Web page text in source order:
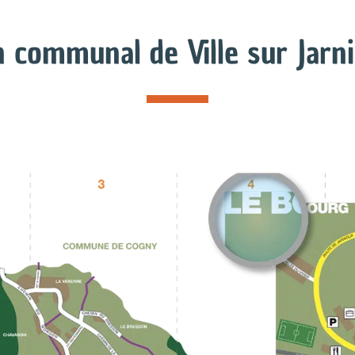
communal de Ville sur